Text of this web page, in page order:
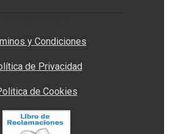
y Condiciones
de Privacidad
de Cookies